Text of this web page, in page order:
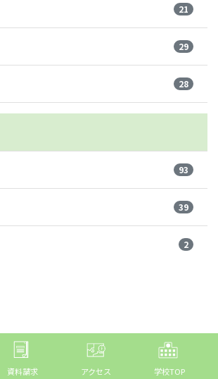
21
29
28
93
39
2
資料請求 アクセス 学校TOP